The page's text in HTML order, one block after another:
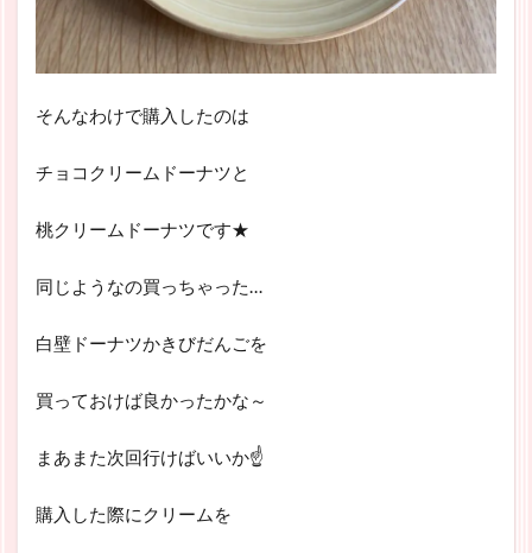
そんなわけで購入したのは
チョコクリームドーナツと
桃クリームドーナツです★
同じようなの買っちゃった…
白壁ドーナツかきびだんごを
買っておけば良かったかな～
まあまた次回行けばいいか☝
購入した際にクリームを